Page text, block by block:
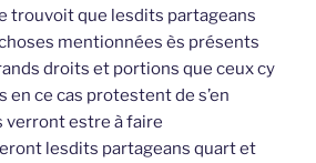
trouvoit que lesdits partageans
mentionnées ès présents
droits et portions que ceux cy
ce cas protestent de s’en
verront estre à faire
lesdits partageans quart et